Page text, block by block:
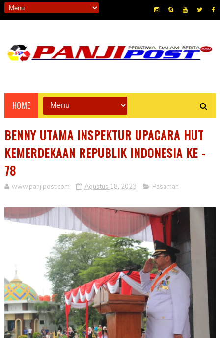
HOME
BENNY UTAMA INSPEKTUR UPACARA HUT
KEMERDEKAAN REPUBLIK INDONESIA KE -
78
www.panjipost.com Agustus 18, 2023 Pasaman